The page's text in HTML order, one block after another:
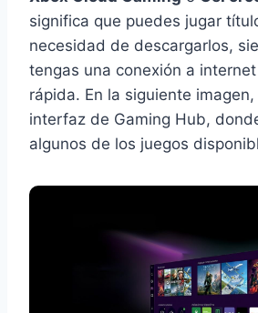
significa que puedes jugar
necesidad de descargarlos,
tengas una conexión a
rápida. En la siguiente
interfaz de Gaming Hub,
algunos de los juegos